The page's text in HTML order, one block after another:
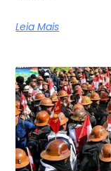
Leia Mais